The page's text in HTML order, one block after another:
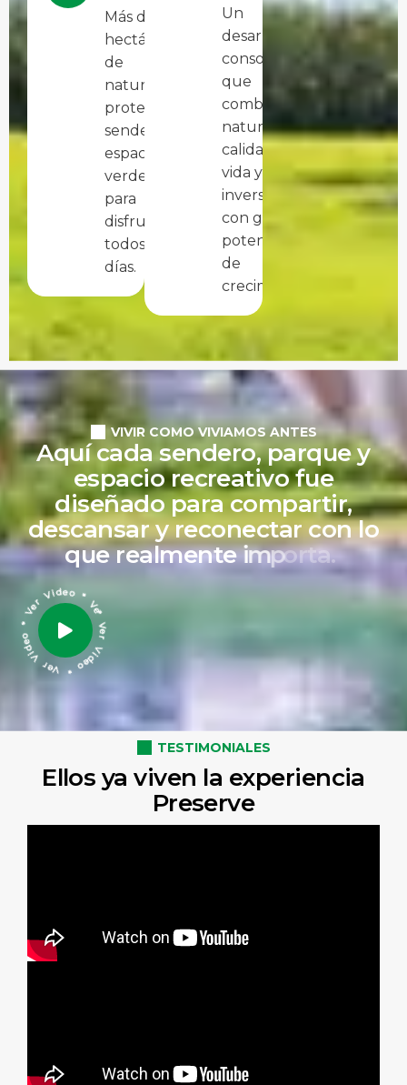
Más de 360
hectáreas
de
naturaleza
protegida,
senderos y
espacios
verdes
para
disfrutar
todos los
días.
Un
desarrollo
consolidado
que
combina
naturaleza,
calidad de
vida y una
inversión
con gran
potencial
de
crecimiento.
VIVIR COMO VIVIAMOS ANTES
Aquí cada sendero, parque y
espacio recreativo fue
diseñado para compartir,
descansar y reconectar con lo
que realmenteimporta.
* Ver Video * Ver Video * Ver Video * Ver video
TESTIMONIALES
Ellos ya viven la experiencia
Preserve